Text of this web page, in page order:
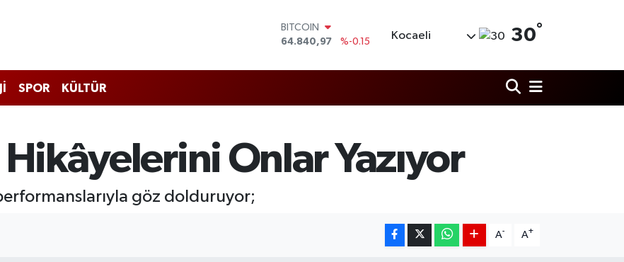
DOLAR
47,7436
%0.18
55,2510
%0.32
BİST100
13.779
%-14
BITCOIN
Kocaeli 30°
SPOR KÜLTÜR
Hikâyelerini Onlar Yazıyor
göz dolduruyor;
A- A+